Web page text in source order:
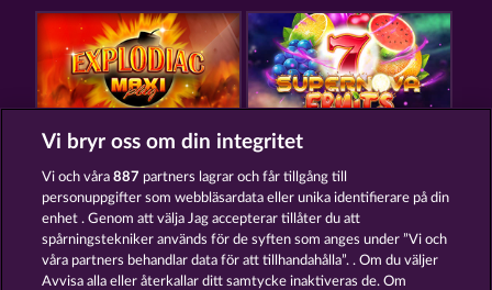
EXPLODIAC MAXI PLAY
Vi bryr oss om din integritet
Vi och våra887 partners lagrar och får tillgång till
personuppgifter som webbläsardata eller unika identifierare på din
enhet . Genom att välja Jag accepterar tillåter du att
spårningstekniker används för de syften som anges under ”Vi och
våra partners behandlar data för att tillhandahålla”. . Om du väljer
Avvisa alla eller återkallar ditt samtycke inaktiveras de. Om